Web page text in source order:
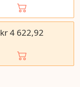
kr 4 622,92